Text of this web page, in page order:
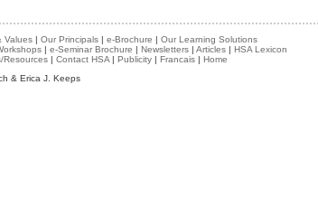
Values | Our Principals | e-Brochure | Our Learning Solutions
| e-Seminar Brochure | Newsletters| Articles| HSA Lexicon
Resources| Contact HSA| Publicity| Francais | Home
& Erica J. Keeps